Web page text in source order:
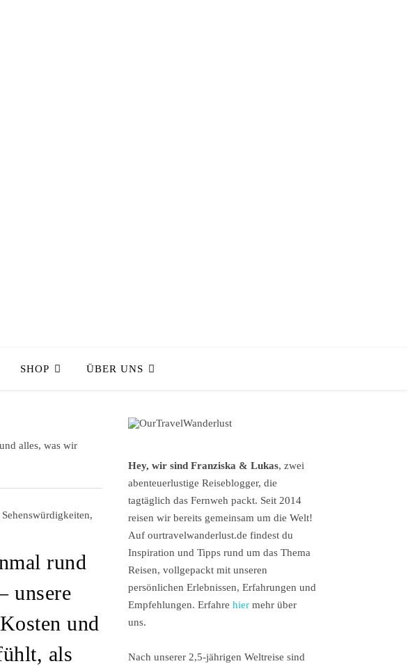
SHOP ÜBER UNS
alles, was wir
rund
unsere
und
als
Hey, wir sind Franziska & Lukas, zwei
abenteuerlustige Reiseblogger, die
tagtäglich das Fernweh packt. Seit 2014
reisen wir bereits gemeinsam um die Welt!
Auf ourtravelwanderlust.de findest du
Inspiration und Tipps rund um das Thema
Reisen, vollgepackt mit unseren
persönlichen Erlebnissen, Erfahrungen und
Empfehlungen. Erfahre hier mehr über
uns.
Nach unserer 2,5-jährigen Weltreise sind